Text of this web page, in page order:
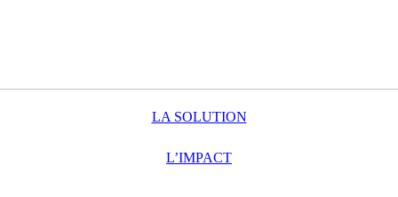
LA SOLUTION
L’IMPACT